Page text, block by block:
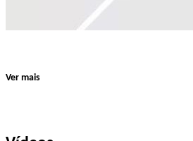
Ver mais